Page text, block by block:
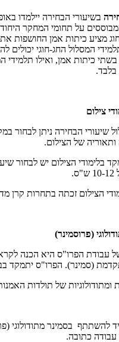
בשיעורי הבחירה יילמדו
על תחומי המחקר
מציע כיתות אמן החושפות
המסלול החג-חוגי
בשתי כיתות אמן, ואילו תלמידי
צילום
שיעורי הבחירה ניתן לבחור
ותאוריה של הצילום.
בלימודי הצילום יש לבחור
הצילום זכתה בתחרות קרן
(פרוסמינר)
עבודת הפרו"ס היא הכנה
(סמינר). הפרו"ס יתמקד
ומתודולוגיות של תולדות
להשתתף בסמינר מתודולוגי
עבודה כתובה.